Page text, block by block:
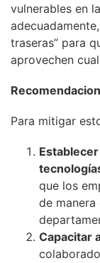
vulnerables en
traseras” para
aprovechen
Para mitigar
que los
de
Capacitar